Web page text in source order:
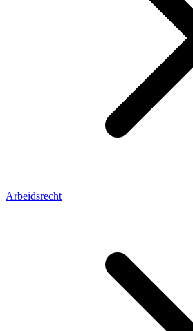
Arbeidsrecht